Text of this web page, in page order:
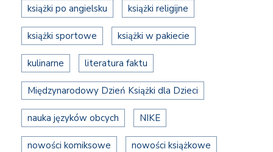
książki po angielsku książki religijne
książki sportowe książki w pakiecie
kulinarne literatura faktu
Międzynarodowy Dzień Książki dla Dzieci
nauka języków obcych NIKE
nowości komiksowe nowości książkowe